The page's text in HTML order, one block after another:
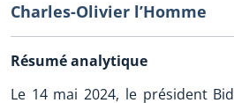
Charles-Olivier l’Homme
Résumé analytique
Le 14 mai 2024, le président